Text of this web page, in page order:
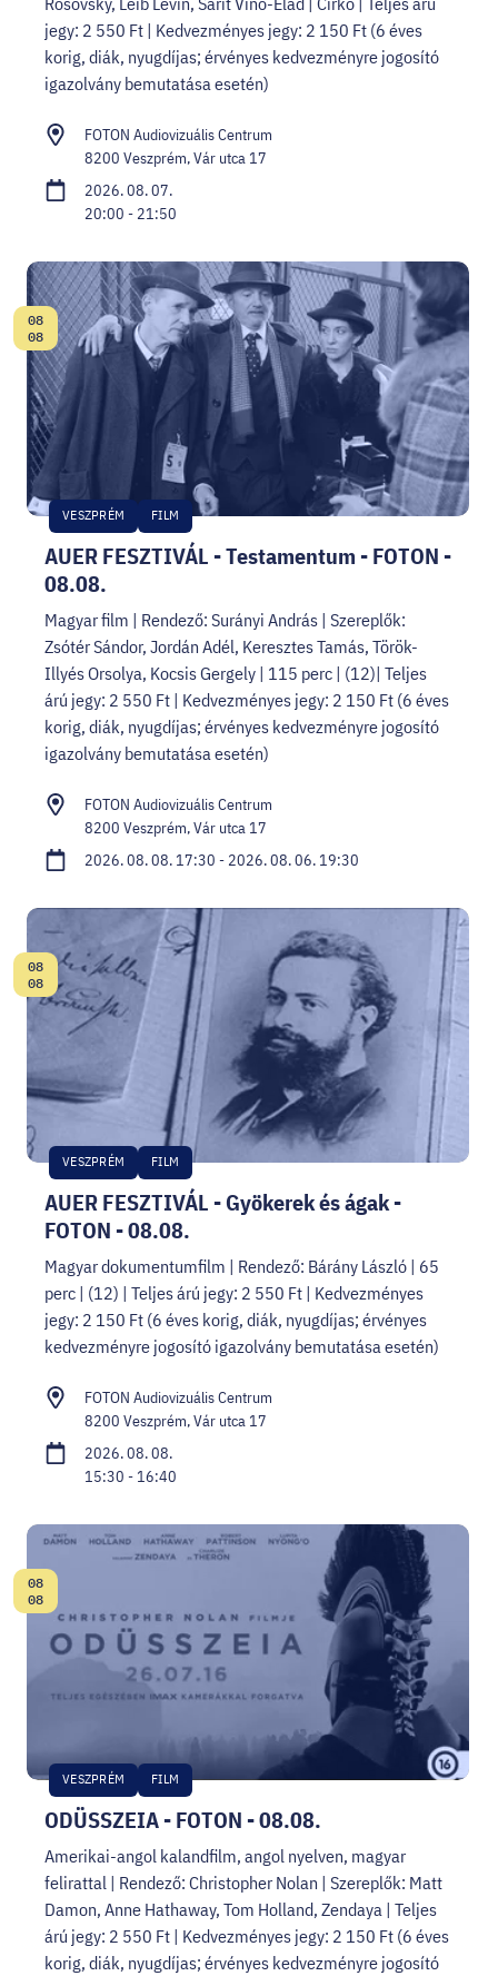
jegy: 2 550 Ft | Kedvezményes jegy: 2 150 Ft (6 éves
korig, diák, nyugdíjas; érvényes kedvezményre jogosító
igazolvány bemutatása esetén)
FOTON Audiovizuális Centrum
8200 Veszprém, Vár utca 17
2026. 08. 07.
20:00 - 21:50
AUER FESZTIVÁL - Testamentum - FOTON -
08.08.
VESZPRÉM FILM
Dátum:
08
08
Magyar film | Rendező: Surányi András | Szereplők:
Zsótér Sándor, Jordán Adél, Keresztes Tamás, Török-
Illyés Orsolya, Kocsis Gergely | 115 perc | (12)| Teljes
árú jegy: 2 550 Ft | Kedvezményes jegy: 2 150 Ft (6 éves
korig, diák, nyugdíjas; érvényes kedvezményre jogosító
igazolvány bemutatása esetén)
FOTON Audiovizuális Centrum
8200 Veszprém, Vár utca 17
2026. 08. 08. 17:30 - 2026. 08. 06. 19:30
AUER FESZTIVÁL - Gyökerek és ágak -
FOTON - 08.08.
VESZPRÉM FILM
Dátum:
08
08
Magyar dokumentumfilm | Rendező: Bárány László | 65
perc | (12) | Teljes árú jegy: 2 550 Ft | Kedvezményes
jegy: 2 150 Ft (6 éves korig, diák, nyugdíjas; érvényes
kedvezményre jogosító igazolvány bemutatása esetén)
FOTON Audiovizuális Centrum
8200 Veszprém, Vár utca 17
2026. 08. 08.
15:30 - 16:40
ODÜSSZEIA - FOTON - 08.08.
VESZPRÉM FILM
Dátum:
08
08
Amerikai-angol kalandfilm, angol nyelven, magyar
felirattal | Rendező: Christopher Nolan | Szereplők: Matt
Damon, Anne Hathaway, Tom Holland, Zendaya | Teljes
árú jegy: 2 550 Ft | Kedvezményes jegy: 2 150 Ft (6 éves
korig, diák, nyugdíjas; érvényes kedvezményre jogosító